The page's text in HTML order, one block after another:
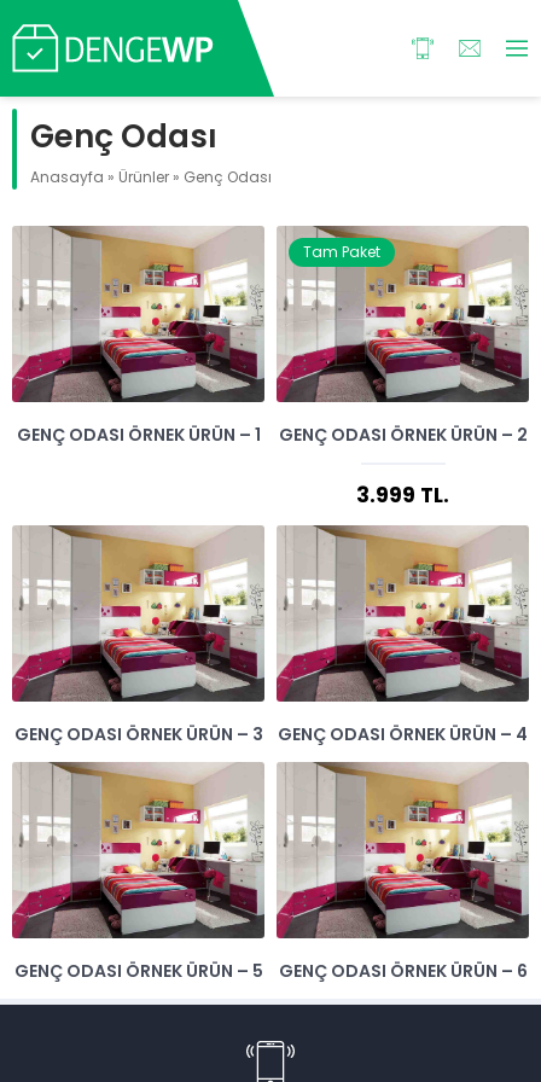
Genç Odası
Anasayfa » Ürünler » Genç Odası
GENÇ ODASI ÖRNEK ÜRÜN – 1
Tam Paket
GENÇ ODASI ÖRNEK ÜRÜN – 2
3.999 TL.
GENÇ ODASI ÖRNEK ÜRÜN – 3 GENÇ ODASI ÖRNEK ÜRÜN – 4
GENÇ ODASI ÖRNEK ÜRÜN – 5 GENÇ ODASI ÖRNEK ÜRÜN – 6